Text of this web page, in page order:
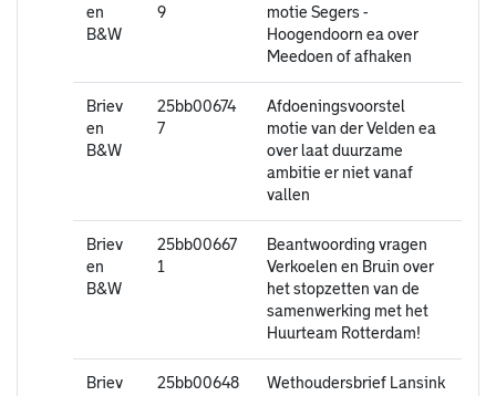
en
B&W
9
motie Segers -
Hoogendoorn ea over
Meedoen of afhaken
Briev
en
B&W
25bb00674
7
Afdoeningsvoorstel
motie van der Velden ea
over laat duurzame
ambitie er niet vanaf
vallen
Briev
en
B&W
25bb00667
1
Beantwoording vragen
Verkoelen en Bruin over
het stopzetten van de
samenwerking met het
Huurteam Rotterdam!
Briev
25bb00648
Wethoudersbrief Lansink